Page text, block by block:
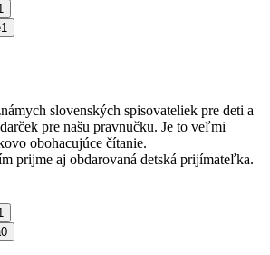
1
slovenských spisovateliek pre deti a
pre našu pravnučku. Je to veľmi
obohacujúce čítanie.
prijme aj obdarovaná detská prijímateľka.
0